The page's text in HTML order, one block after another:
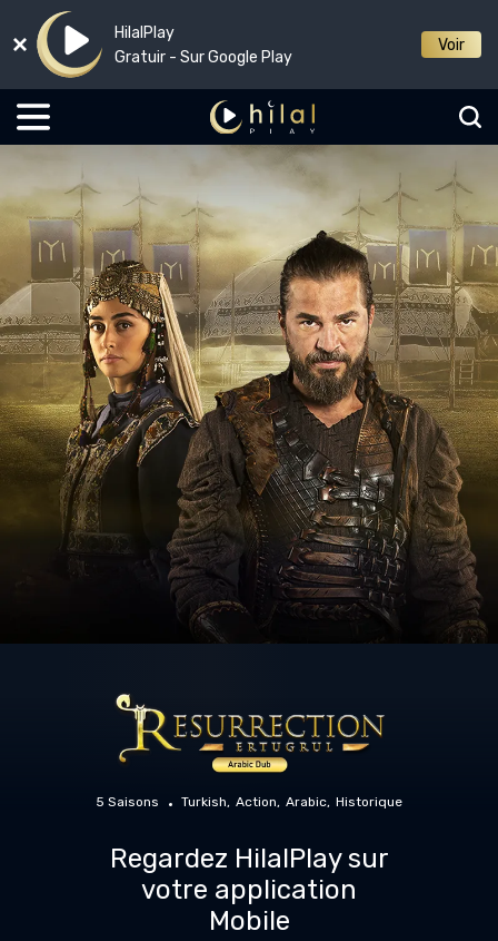
HilalPlay
Gratuir - Sur Google Play
Voir
5 Saisons Turkish Action Arabic Historique
Regardez HilalPlay sur
votre application
Mobile